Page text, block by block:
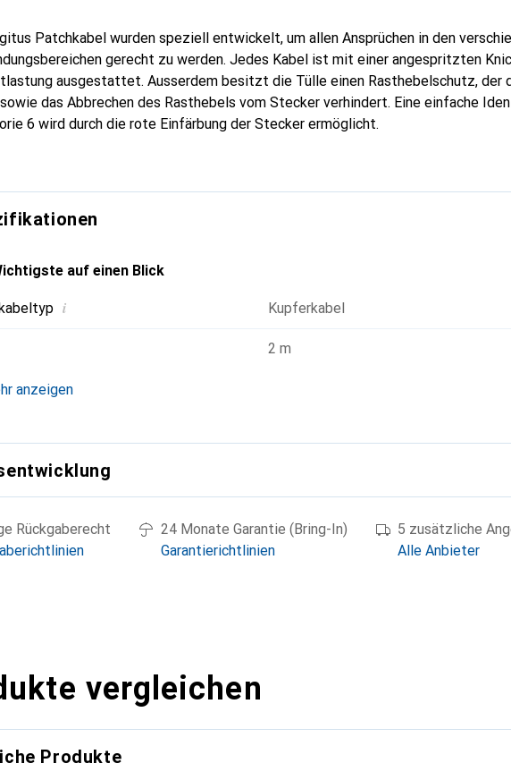
Patchkabel wurden speziell entwickelt, um allen Ansprüchen in den
gerecht zu werden. Jedes Kabel ist mit einer angespritzten
ausgestattet. Ausserdem besitzt die Tülle einen Rasthebelschutz, der
das Abbrechen des Rasthebels vom Stecker verhindert. Eine einfache
6 wird durch die rote Einfärbung der Stecker ermöglicht.
auf einen Blick
i Kupferkabel
2 m
anzeigen
Rückgaberecht
24 Monate Garantie (Bring-In)
Garantierichtlinien
5 zusätzliche
Alle Anbieter
vergleichen
Produkte